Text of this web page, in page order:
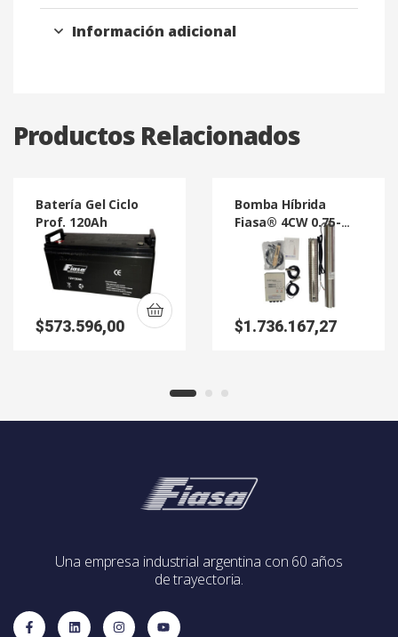
Información adicional
Productos Relacionados
Batería Gel Ciclo
Prof. 120Ah
$573.596,00
Bomba Híbrida
Fiasa® 4CW 0.75-
$1.736.167,27
Una empresa industrial argentina con 60 años
de trayectoria.